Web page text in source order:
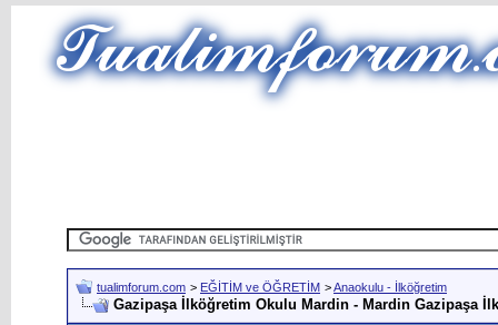
tualimforum.com > EĞİTİM ve ÖĞRETİM >Anaokulu - İlköğretim
Gazipaşa İlköğretim Okulu Mardin - Mardin Gazipaşa